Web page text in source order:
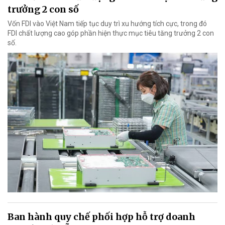
trưởng 2 con số
Vốn FDI vào Việt Nam tiếp tục duy trì xu hướng tích cực, trong đó
FDI chất lượng cao góp phần hiện thực mục tiêu tăng trưởng 2 con
số.
Ban hành quy chế phối hợp hỗ trợ doanh